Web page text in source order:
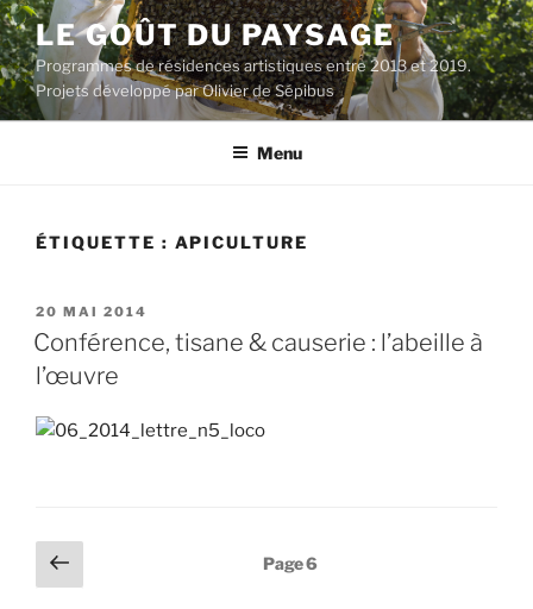
Aller
au
contenu
principal
LE GOÛT DU PAYSAGE
Programmes de résidences artistiques entre 2013 et 2019.
Projets développé par Olivier de Sépibus
Menu
ÉTIQUETTE : APICULTURE
PUBLIÉ
LE
20 MAI 2014
Conférence, tisane & causerie : l’abeille à
l’œuvre
Pagination
des
Page
précédente
Page6